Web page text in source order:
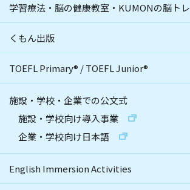
学習療法・脳の健康教室・KUMONの脳トレ
くもん出版
TOEFL Primary® /TOEFL Junior®
施設・学校・企業での公文式
施設・学校向け導入事業
企業・学校向け日本語
English Immersion Activities